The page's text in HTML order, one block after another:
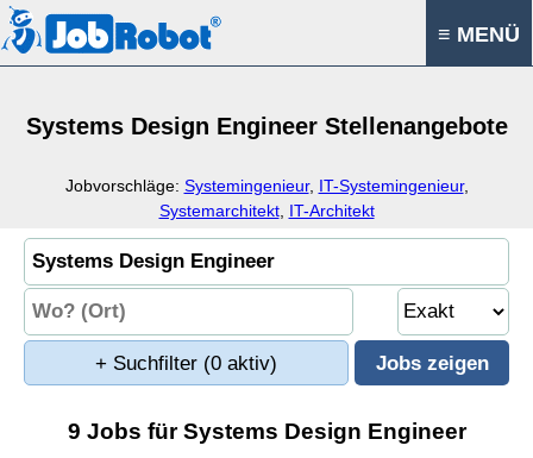
≡ MENÜ
Systems Design Engineer Stellenangebote
Jobvorschläge: Systemingenieur, IT-Systemingenieur,
Systemarchitekt, IT-Architekt
+ Suchfilter (0 aktiv)
9 Jobs für Systems Design Engineer